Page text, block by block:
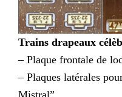
Trains drapeaux
– Plaque frontale de
– Plaques latérales
Mistral”